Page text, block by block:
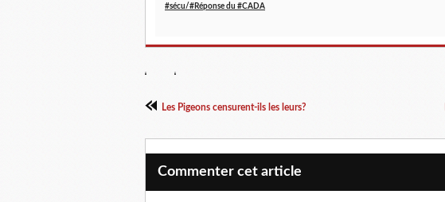
‪#‎sécu‬/‪#‎Réponse‬ du #CADA
Les Pigeons censurent-ils les leurs?
Commenter cet article